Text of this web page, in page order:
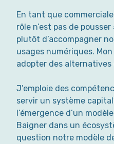
En tant que
rôle n’est pas de
plutôt d’accompagner
usages numériques.
adopter des
J’emploie des
servir un système
l’émergence d’un
Baigner dans un
question notre modèle